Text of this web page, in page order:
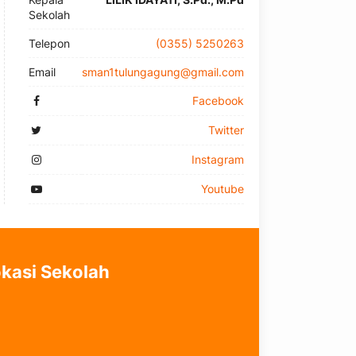
Sekolah
Telepon (0355) 5250263
Email sman1tulungagung@gmail.com
Facebook
Twitter
Instagram
Youtube
Sekolah